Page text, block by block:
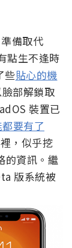
備取代
點生不逢時
些貼心的機
部解鎖取
裝置已
要有了
，似乎挖
的資訊。繼
版系統被